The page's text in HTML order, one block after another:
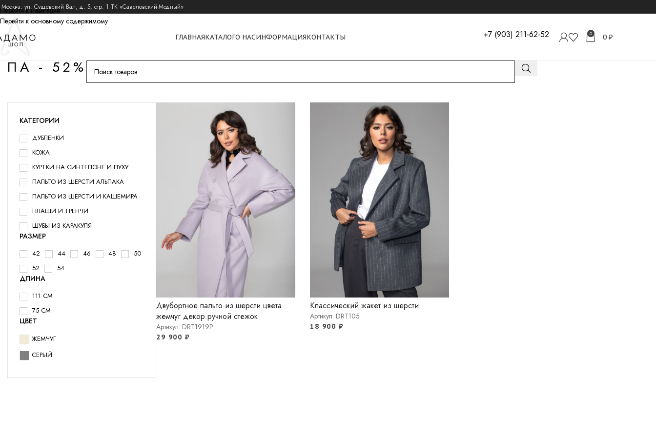
Перейти к навигации
Перейти к основному содержимому
ул. Сущевский Вал, д. 5, стр. 1 ТК «Савеловский-Модный»
ГЛАВНАЯКАТАЛОГО НАСИНФОРМАЦИЯКОНТАКТЫ +7 (903) 211-62-52 0 0 ₽
ПА - 52%
КАТЕГОРИИ
ДУБЛЕНКИ
КОЖА
КУРТКИ НА СИНТЕПОНЕ И ПУХУ
ПАЛЬТО ИЗ ШЕРСТИ АЛЬПАКА
ПАЛЬТО ИЗ ШЕРСТИ И КАШЕМИРА
ПЛАЩИ И ТРЕНЧИ
ШУБЫ ИЗ КАРАКУЛЯ
РАЗМЕР
42 44 46 48
50
52
54
ДЛИНА
111 СМ
75 СМ
ЦВЕТ
ЖЕМЧУГ
СЕРЫЙ
Двубортное пальто из шерсти цвета
жемчуг декор ручной стежок
Артикул: DRT1919P
29 900 ₽
Классический жакет из шерсти
Артикул: DRT105
18 900 ₽